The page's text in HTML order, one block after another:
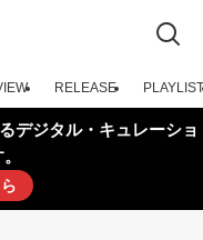
RELEASE PLAYLIST
デジタル・キュレーショ